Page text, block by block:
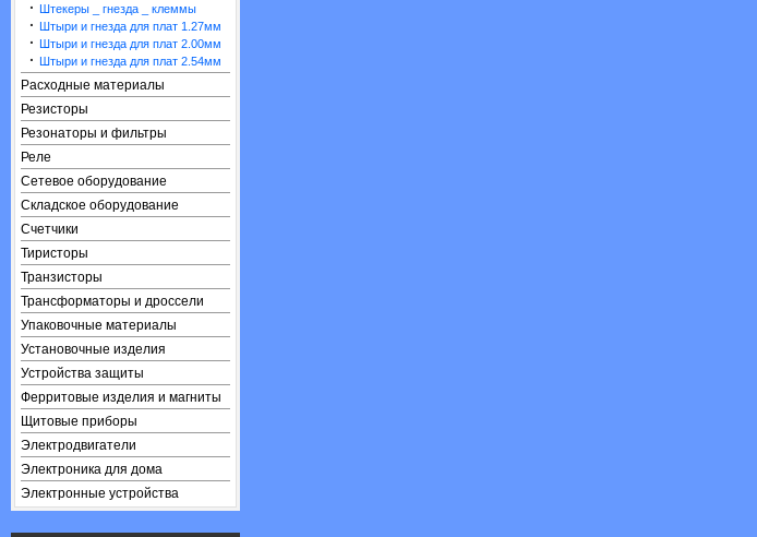
· Штекеры _ гнезда _ клеммы
· Штыри и гнезда для плат 1.27мм
· Штыри и гнезда для плат 2.00мм
· Штыри и гнезда для плат 2.54мм
Расходные материалы
Резисторы
Резонаторы и фильтры
Реле
Сетевое оборудование
Складское оборудование
Счетчики
Тиристоры
Транзисторы
Трансформаторы и дроссели
Упаковочные материалы
Установочные изделия
Устройства защиты
Ферритовые изделия и магниты
Щитовые приборы
Электродвигатели
Электроника для дома
Электронные устройства